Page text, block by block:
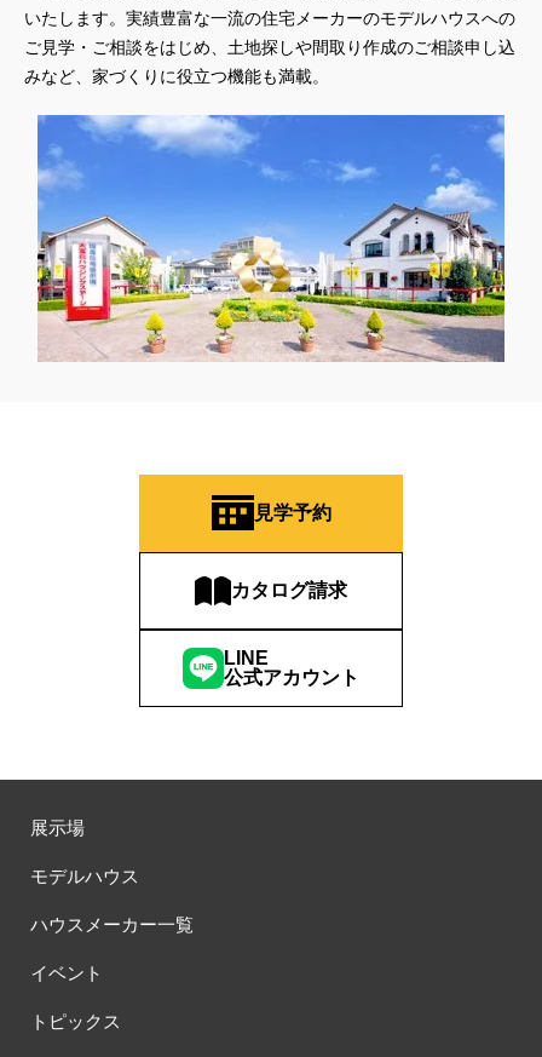
いたします。実績豊富な一流の住宅メーカーのモデルハウスへの
ご見学・ご相談をはじめ、土地探しや間取り作成のご相談申し込
みなど、家づくりに役立つ機能も満載。
見学予約
カタログ請求
LINE
公式アカウント
展示場
モデルハウス
ハウスメーカー一覧
イベント
トピックス